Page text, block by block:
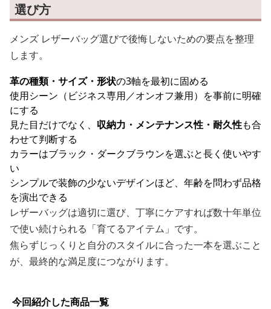
選び方
メンズ レザーバッグ選びで後悔しないための要点を整理
します。
革の種類・サイズ・形状の3軸を最初に固める
使用シーン（ビジネス専用／オンオフ兼用）を事前に明確
にする
見た目だけでなく、 収納力・メンテナンス性・耐久性も合
わせて判断する
カラーはブラック・ダークブラウンを選ぶと長く使いやす
い
シンプルで装飾の少ないデザインほど、年齢を問わず品格
を演出できる
レザーバッグは適切に選び、丁寧にケアすれば数十年単位
で使い続けられる「育てるアイテム」です。
焦らずじっくりと自分のスタイルに合った一本を選ぶこと
が、最終的な満足度につながります。
今回紹介した商品一覧